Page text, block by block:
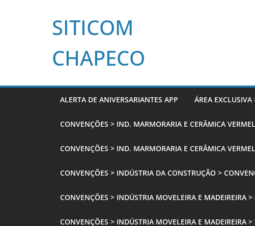
SITICOM
CHAPECO
ALERTA DE ANIVERSARIANTES APP ÁREA
CONVENÇÕES > IND. MARMORARIA E CERÂMICA
CONVENÇÕES > IND. MARMORARIA E CERÂMICA
CONVENÇÕES > INDÚSTRIA DA CONSTRUÇÃO >
CONVENÇÕES > INDÚSTRIA MOVELEIRA E MADEIREIRA
CONVENÇÕES > INDÚSTRIA MOVELEIRA E MADEIREIRA